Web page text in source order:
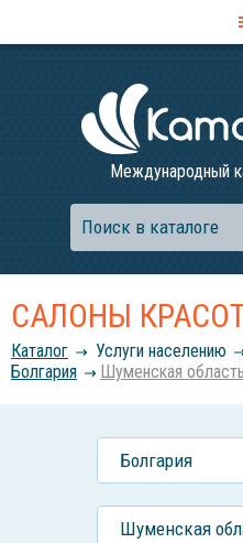
Международный
САЛОНЫ
Каталог Услуги населению
Болгария
Шуменская область
Болгария
Шуменская